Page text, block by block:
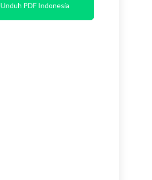
Unduh PDF Indonesia